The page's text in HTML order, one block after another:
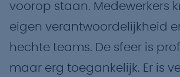
voorop staan. Medewerkers
eigen verantwoordelijkheid
hechte teams. De sfeer is
maar erg toegankelijk. Er is